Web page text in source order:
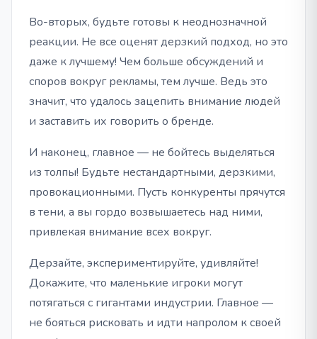
Во-вторых, будьте готовы к неоднозначной
реакции. Не все оценят дерзкий подход, но это
даже к лучшему! Чем больше обсуждений и
споров вокруг рекламы, тем лучше. Ведь это
значит, что удалось зацепить внимание людей
и заставить их говорить о бренде.
И наконец, главное — не бойтесь выделяться
из толпы! Будьте нестандартными, дерзкими,
провокационными. Пусть конкуренты прячутся
в тени, а вы гордо возвышаетесь над ними,
привлекая внимание всех вокруг.
Дерзайте, экспериментируйте, удивляйте!
Докажите, что маленькие игроки могут
потягаться с гигантами индустрии. Главное —
не бояться рисковать и идти напролом к своей